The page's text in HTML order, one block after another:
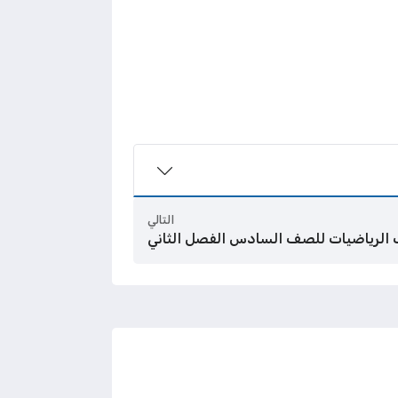
التالي
الرياضيات للصف السادس الفصل الثاني